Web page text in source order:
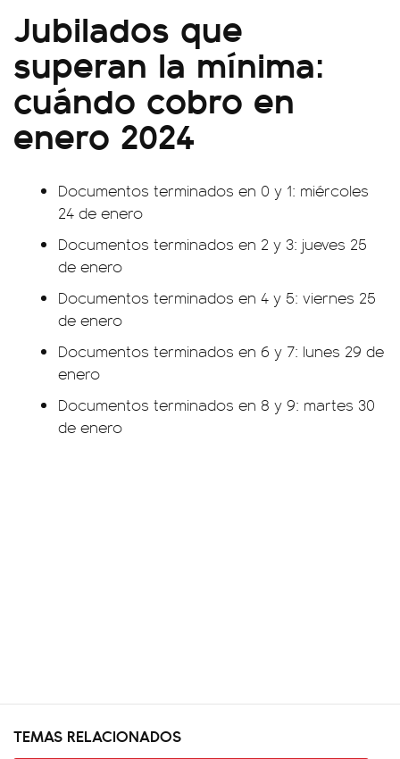
Jubilados que
superan la mínima:
cuándo cobro en
enero 2024
Documentos terminados en 0 y 1: miércoles
24 de enero
Documentos terminados en 2 y 3: jueves 25
de enero
Documentos terminados en 4 y 5: viernes 25
de enero
Documentos terminados en 6 y 7: lunes 29 de
enero
Documentos terminados en 8 y 9: martes 30
de enero
TEMAS RELACIONADOS